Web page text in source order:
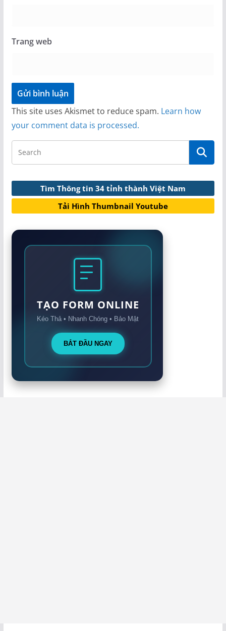
Trang web
This site uses Akismet to reduce spam. Learn how
your comment data is processed.
Tìm Thông tin 34 tỉnh thành Việt Nam
Tải Hình Thumbnail Youtube
TẠO FORM ONLINE
Kéo Thả • Nhanh Chóng • Bảo Mật
BẮT ĐẦU NGAY